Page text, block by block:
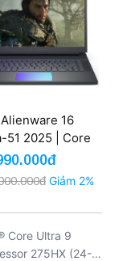
16
51 2025 | Core
9 275HX RAM
SSD 2TB RTX
16GB QHD
(New)
Giảm 2%
Core Ultra 9
275HX (24-